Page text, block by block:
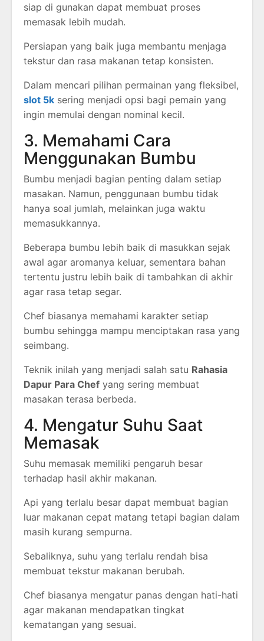
siap di gunakan dapat membuat proses
memasak lebih mudah.
Persiapan yang baik juga membantu menjaga
tekstur dan rasa makanan tetap konsisten.
Dalam mencari pilihan permainan yang fleksibel,
slot 5k sering menjadi opsi bagi pemain yang
ingin memulai dengan nominal kecil.
3. Memahami Cara
Menggunakan Bumbu
Bumbu menjadi bagian penting dalam setiap
masakan. Namun, penggunaan bumbu tidak
hanya soal jumlah, melainkan juga waktu
memasukkannya.
Beberapa bumbu lebih baik di masukkan sejak
awal agar aromanya keluar, sementara bahan
tertentu justru lebih baik di tambahkan di akhir
agar rasa tetap segar.
Chef biasanya memahami karakter setiap
bumbu sehingga mampu menciptakan rasa yang
seimbang.
Teknik inilah yang menjadi salah satu Rahasia
Dapur Para Chef yang sering membuat
masakan terasa berbeda.
4. Mengatur Suhu Saat
Memasak
Suhu memasak memiliki pengaruh besar
terhadap hasil akhir makanan.
Api yang terlalu besar dapat membuat bagian
luar makanan cepat matang tetapi bagian dalam
masih kurang sempurna.
Sebaliknya, suhu yang terlalu rendah bisa
membuat tekstur makanan berubah.
Chef biasanya mengatur panas dengan hati-hati
agar makanan mendapatkan tingkat
kematangan yang sesuai.